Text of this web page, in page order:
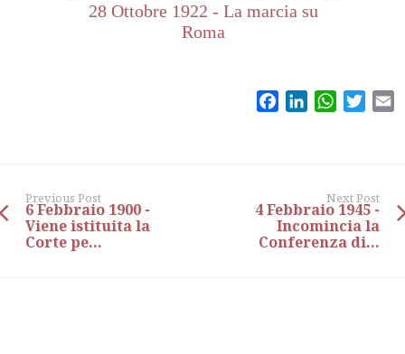
28 Ottobre 1922 - La marcia su
Roma
FacebookLinkedIn
Previous Post
6 Febbraio 1900 -
Viene istituita la
Corte pe...
Next Post
4 Febbraio 1945 -
Incomincia la
Conferenza di...